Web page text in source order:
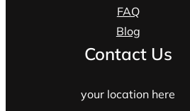
FAQ
Blog
Contact Us
your location here